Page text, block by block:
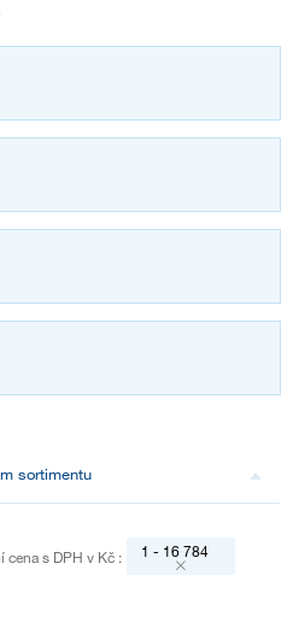
sortimentu
cena s DPH v Kč : 1 - 16 784